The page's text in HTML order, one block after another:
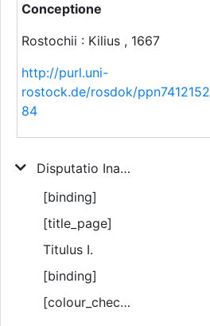
Conceptione
Rostochii : Kilius , 1667
http://purl.uni-
rostock.de/rosdok/ppn7412152
84
Disputatio Inauguralis De Actorum Lectione Et Relatione, Nec Non Sententiarum Ex Illis Conceptione
[binding]
[title_page]
Titulus I.
[binding]
[colour_checker]